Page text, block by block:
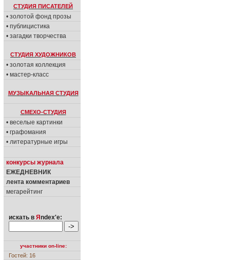
СТУДИЯ ПИСАТЕЛЕЙ
• золотой фонд прозы
• публицистика
• загадки творчества
СТУДИЯ ХУДОЖНИКОВ
• золотая коллекция
• мастер-класс
МУЗЫКАЛЬНАЯ СТУДИЯ
СМЕХО-СТУДИЯ
• веселые картинки
• графомания
• литературные игры
конкурсы журнала
ЕЖЕДНЕВНИК
лента комментариев
мегарейтинг
искать в Я ndex'е:
участники on-line:
Гостей: 16